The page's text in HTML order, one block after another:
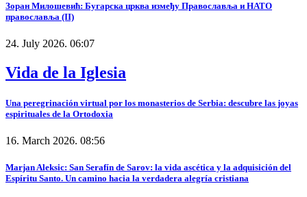
Зоран Милошевић: Бугарска црква између Православља и НАТО
православља (II)
24. July 2026. 06:07
Vida de la Iglesia
Una peregrinación virtual por los monasterios de Serbia: descubre las joyas
espirituales de la Ortodoxia
16. March 2026. 08:56
Marjan Aleksic: San Serafín de Sarov: la vida ascética y la adquisición del
Espíritu Santo. Un camino hacia la verdadera alegría cristiana